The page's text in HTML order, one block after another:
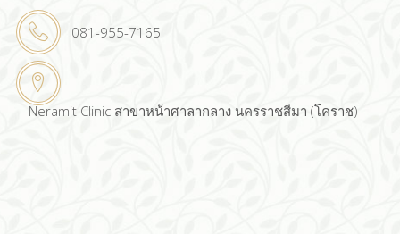
081-955-7165
Neramit Clinic สาขาหน้าศาลากลาง นครราชสีมา (โคราช)